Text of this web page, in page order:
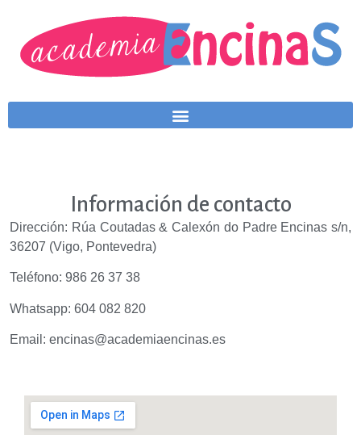
Información de contacto
Dirección: Rúa Coutadas & Calexón do Padre Encinas s/n,
36207 (Vigo, Pontevedra)
Teléfono: 986 26 37 38
Whatsapp: 604 082 820
Email: encinas@academiaencinas.es